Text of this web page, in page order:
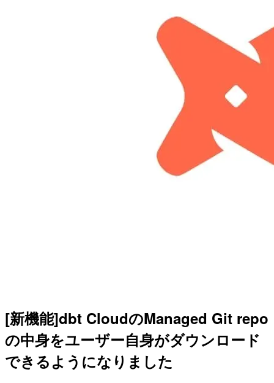
[新機能]dbt CloudのManaged Git repo
の中身をユーザー自身がダウンロード
できるようになりました